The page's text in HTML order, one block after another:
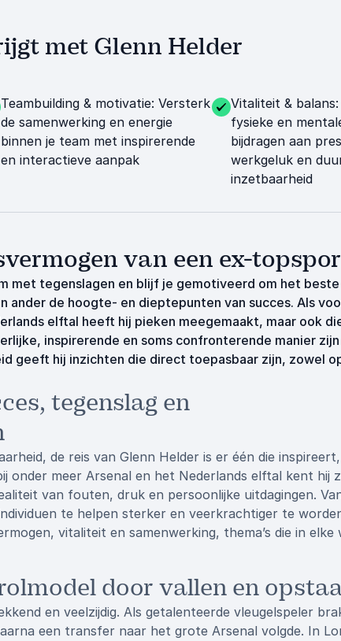
met Glenn Helder
Teambuilding & motivatie: Versterk
de samenwerking en energie
binnen je team met inspirerende
en interactieve aanpak
Vitaliteit &
fysieke en
bijdragen aan
werkgeluk en
inzetbaarheid
van een ex-
met tegenslagen en blijf je gemotiveerd om het
ander de hoogte- en dieptepunten van succes. Als
elftal heeft hij pieken meegemaakt, maar ook
inspirerende en soms confronterende manier
geeft hij inzichten die direct toepasbaar zijn, zowel
tegenslag en
de reis van Glenn Helder is er één die
onder meer Arsenal en het Nederlands elftal kent hij
van fouten, druk en persoonlijke uitdagingen.
te helpen sterker en veerkrachtiger te
vitaliteit en samenwerking, thema’s die in elke
door vallen en
en veelzijdig. Als getalenteerde vleugelspeler
een transfer naar het grote Arsenal volgde. In